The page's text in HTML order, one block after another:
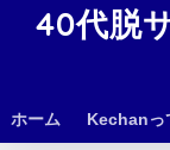
40代脱
ホーム Kechanっ